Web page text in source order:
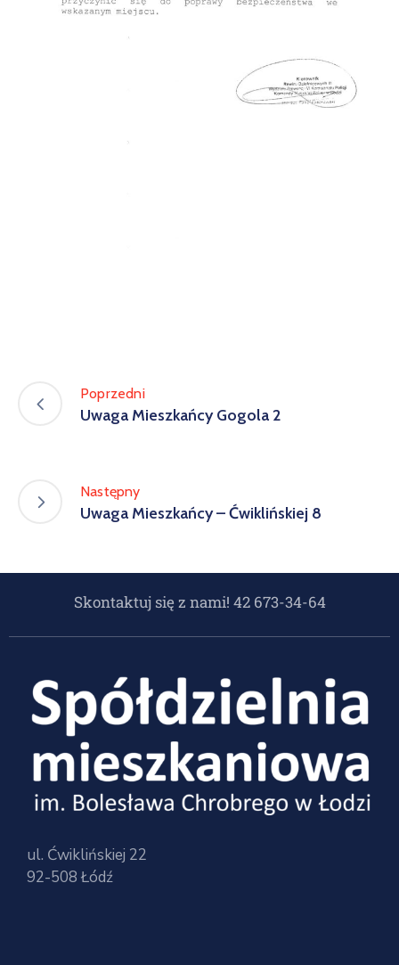
Poprzedni
Uwaga Mieszkańcy Gogola 2
Następny
Uwaga Mieszkańcy – Ćwiklińskiej 8
Skontaktuj się z nami! 42 673-34-64
ul. Ćwiklińskiej 22
92-508 Łódź